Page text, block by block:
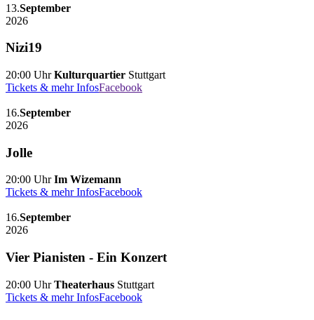
13.September
2026
Nizi19
20:00 UhrKulturquartier Stuttgart
Tickets & mehr InfosFacebook
16.September
2026
Jolle
20:00 UhrIm Wizemann
Tickets & mehr InfosFacebook
16.September
2026
Vier Pianisten - Ein Konzert
20:00 UhrTheaterhaus Stuttgart
Tickets & mehr InfosFacebook